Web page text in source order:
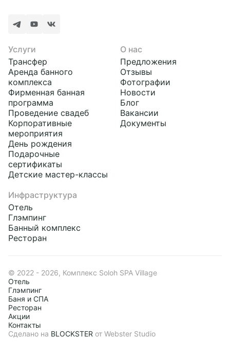
Смотреть предложение
Услуги
Трансфер
Аренда банного
комплекса
Фирменная банная
программа
Проведение свадеб
Корпоративные
мероприятия
День рождения
Подарочные
сертификаты
Детские мастер-классы
О нас
Предложения
Отзывы
Фотографии
Новости
Блог
Вакансии
Документы
Инфраструктура
Отель
Глэмпинг
Банный комплекс
Ресторан
© 2022 - 2026, Комплекс Soloh SPA Village
Отель
Глэмпинг
Баня и СПА
Ресторан
Акции
Контакты
Сделано на BLOCKSTER от Webster Studio